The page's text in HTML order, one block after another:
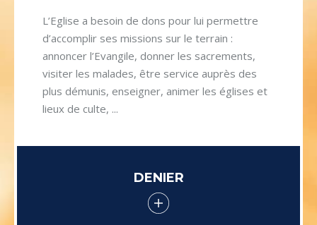
L’Eglise a besoin de dons pour lui permettre
d’accomplir ses missions sur le terrain :
annoncer l’Evangile, donner les sacrements,
visiter les malades, être service auprès des
plus démunis, enseigner, animer les églises et
lieux de culte, ...
DENIER